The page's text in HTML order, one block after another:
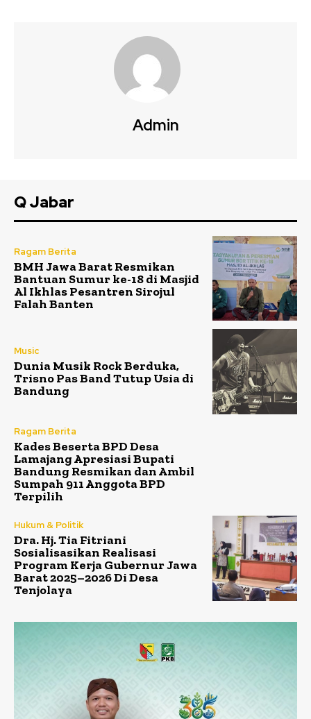
Admin
Q Jabar
Ragam Berita
BMH Jawa Barat Resmikan
Bantuan Sumur ke-18 di Masjid
Al Ikhlas Pesantren Sirojul
Falah Banten
Music
Dunia Musik Rock Berduka,
Trisno Pas Band Tutup Usia di
Bandung
Ragam Berita
Kades Beserta BPD Desa
Lamajang Apresiasi Bupati
Bandung Resmikan dan Ambil
Sumpah 911 Anggota BPD
Terpilih
Hukum & Politik
Dra. Hj. Tia Fitriani
Sosialisasikan Realisasi
Program Kerja Gubernur Jawa
Barat 2025–2026 Di Desa
Tenjolaya